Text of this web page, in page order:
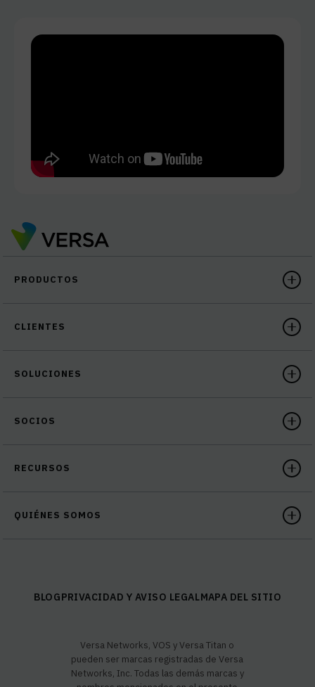
PRODUCTOS
CLIENTES
SOLUCIONES
SOCIOS
RECURSOS
QUIÉNES SOMOS
BLOGPRIVACIDAD Y AVISO LEGALMAPA DEL SITIO
Versa Networks, VOS y Versa Titan o
pueden ser marcas registradas de Versa
Networks, Inc. Todas las demás marcas y